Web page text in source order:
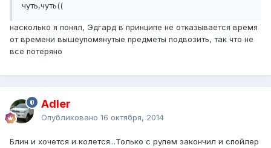
чуть,чуть((
насколько я понял, Эдгард в принципе не отказывается время
от времени вышеупомянутые предметы подвозить, так что не
все потеряно
Adler
Опубликовано 16 октября, 2014
Блин и хочется и колется...Только с рулем закончил и спойлер